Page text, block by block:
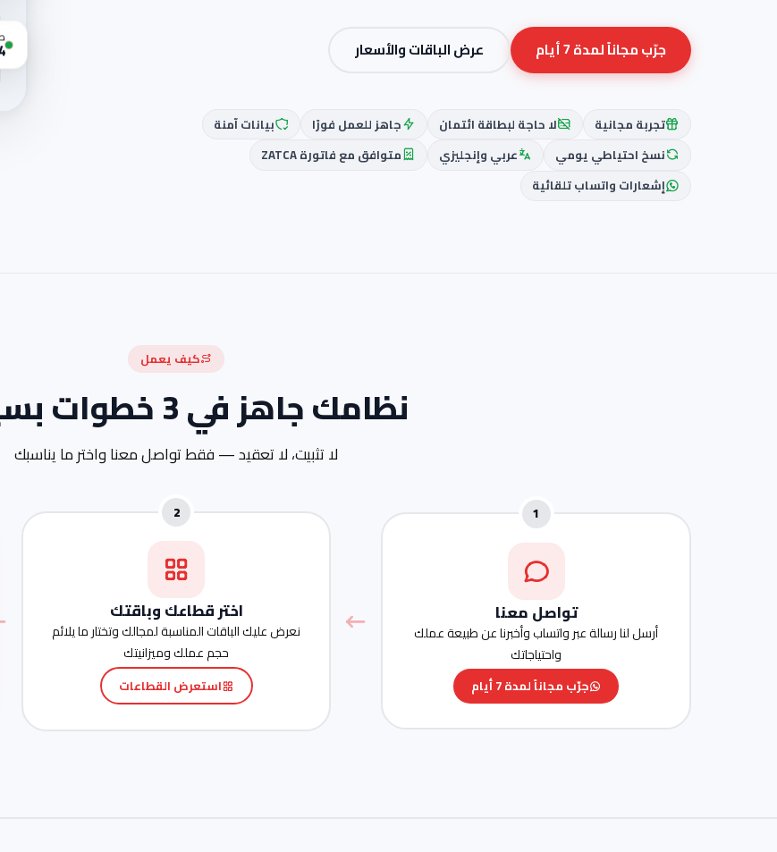
جرّب مجاناً لمدة 7 أيام عرض الباقات والأسعار
تجربة مجانية لا حاجة لبطاقة ائتمان جاهز للعمل فورًا
بيانات آمنة
نسخ احتياطي يومي
عربي وإنجليزي
متوافق مع فاتورة ZATCA
إشعارات واتساب تلقائية
كيف يعمل
نظامك جاهز في 3 خطوات بسيطة
لا تثبيت، لا تعقيد — فقط تواصل معنا واختر ما يناسبك
1
تواصل معنا
أرسل لنا رسالة عبر واتساب وأخبرنا عن طبيعة عملك
واحتياجاتك
جرّب مجاناً لمدة 7 أيام
2
اختر قطاعك وباقتك
نعرض عليك الباقات المناسبة لمجالك وتختار ما يلائم
حجم عملك وميزانيتك
استعرض القطاعات